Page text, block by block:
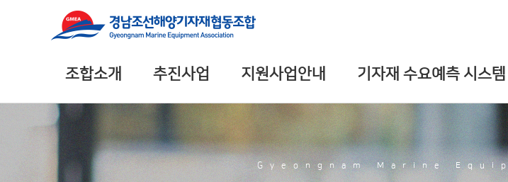
조합소개 추진사업 지원사업안내 기자재 수요예측 시스템
Gyeongnam Marine